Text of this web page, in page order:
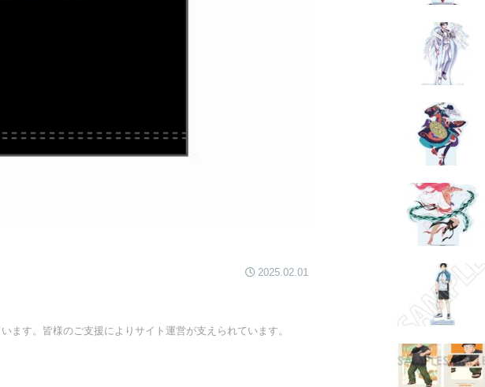
2025.02.01
す。皆様のご支援によりサイト運営が支えられています。